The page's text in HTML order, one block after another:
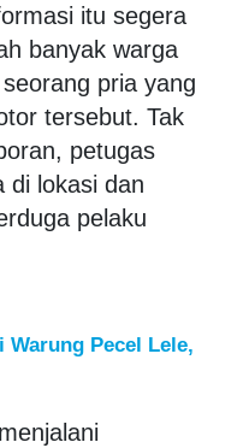
itu segera
banyak warga
pria yang
tersebut. Tak
petugas
di lokasi dan
pelaku
Warung Pecel Lele,